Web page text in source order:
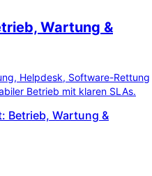
Wartung &
Helpdesk, Software-Rettung
Betrieb mit klaren SLAs.
Betrieb, Wartung &